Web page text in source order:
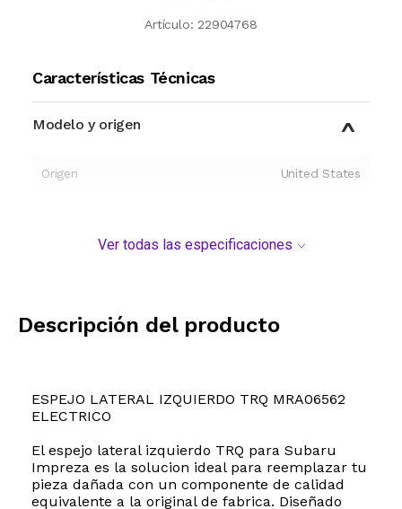
Artículo: 22904768
Características Técnicas
Modelo y origen
Origen United States
Ver todas las especificaciones
Descripción del producto
ESPEJO LATERAL IZQUIERDO TRQ MRA06562
ELECTRICO
El espejo lateral izquierdo TRQ para Subaru
Impreza es la solucion ideal para reemplazar tu
pieza dañada con un componente de calidad
equivalente a la original de fabrica. Diseñado